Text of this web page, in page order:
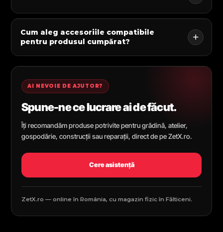
Cum aleg accesoriile compatibile
pentru produsul cumpărat?
AI NEVOIE DE AJUTOR?
Spune-ne ce lucrare ai de făcut.
Îți recomandăm produse potrivite pentru grădină, atelier,
gospodărie, construcții sau reparații, direct de pe ZetX.ro.
Cere asistență
ZetX.ro — online în România, cu magazin fizic în Fălticeni.